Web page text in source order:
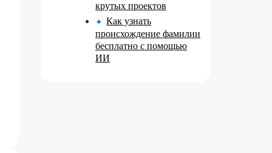
крутых проектов
✦ Как узнать
происхождение фамилии
бесплатно с помощью
ИИ